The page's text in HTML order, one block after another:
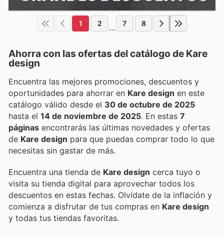
1 2 ... 7 8
Ahorra con las ofertas del catálogo de Kare
design
Encuentra las mejores promociones, descuentos y
oportunidades para ahorrar en Kare design en este
catálogo válido desde el 30 de octubre de 2025
hasta el 14 de noviembre de 2025 . En estas 7
páginas encontrarás las últimas novedades y ofertas
de Kare design para que puedas comprar todo lo que
necesitas sin gastar de más.
Encuentra una tienda de Kare design cerca tuyo o
visita su tienda digital para aprovechar todos los
descuentos en estas fechas. Olvídate de la inflación y
comienza a disfrutar de tus compras en Kare design
y todas tus tiendas favoritas.